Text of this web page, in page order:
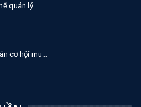
quản lý...
cơ hội mu...